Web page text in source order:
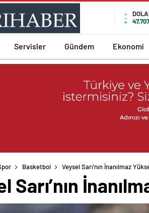
Servisler Gündem Ekonomi
Basketbol Veysel Sarı’nın İnanılmaz
Sarı’nın